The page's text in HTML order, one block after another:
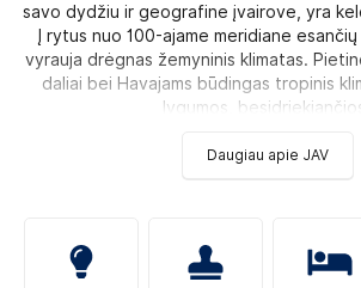
savo dydžiu ir geografine įvairove, yra
Į rytus nuo 100-ajame meridiane
vyrauja drėgnas žemyninis klimatas.
daliai bei Havajams būdingas tropinis
lygumos,
Daugiau apie JAV